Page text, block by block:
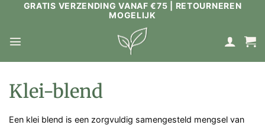
GRATIS VERZENDING VANAF €75 | RETOURNEREN
MOGELIJK
Klei-blend
Een klei blend is een zorgvuldig samengesteld mengsel van